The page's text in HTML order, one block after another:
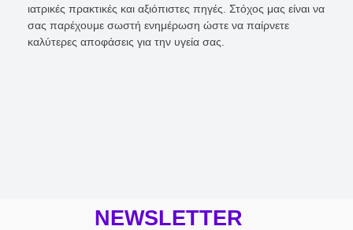
ιατρικές πρακτικές και αξιόπιστες πηγές. Στόχος μας είναι να
σας παρέχουμε σωστή ενημέρωση ώστε να παίρνετε
καλύτερες αποφάσεις για την υγεία σας.
NEWSLETTER